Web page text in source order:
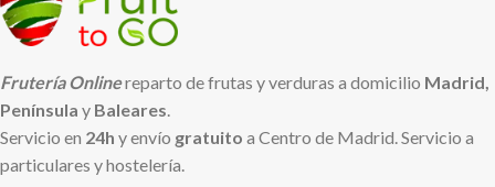
Frutería Onlinereparto de frutas y verduras a domicilio Madrid,
Península y Baleares.
Servicio en 24h y envío gratuito a Centro de Madrid. Servicio a
particulares y hostelería.